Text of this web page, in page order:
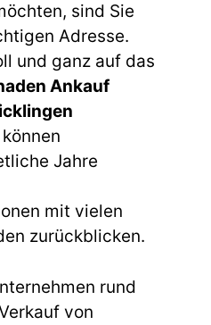
sind Sie
Adresse.
und ganz auf das
Ankauf
Jahre
mit vielen
zurückblicken.
rund
von